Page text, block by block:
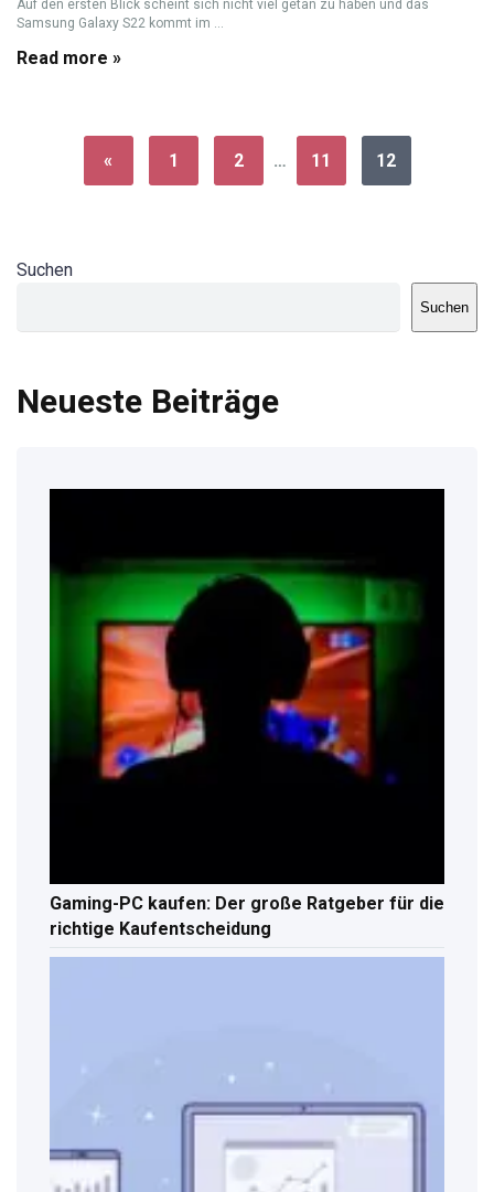
Auf den ersten Blick scheint sich nicht viel getan zu haben und das
Samsung Galaxy S22 kommt im ...
Read more »
« 1 2 … 11 12
Suchen
Suchen
Neueste Beiträge
Gaming-PC kaufen: Der große Ratgeber für die
richtige Kaufentscheidung